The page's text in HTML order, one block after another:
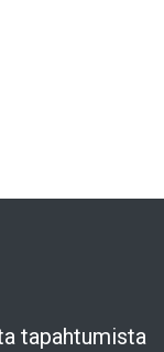
tapahtumista